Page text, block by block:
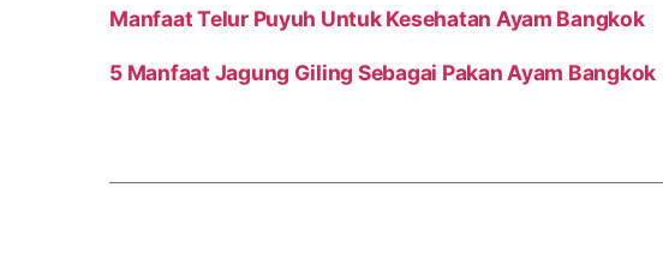
Manfaat Telur Puyuh Untuk Kesehatan Ayam Bangkok
5 Manfaat Jagung Giling Sebagai Pakan Ayam Bangkok